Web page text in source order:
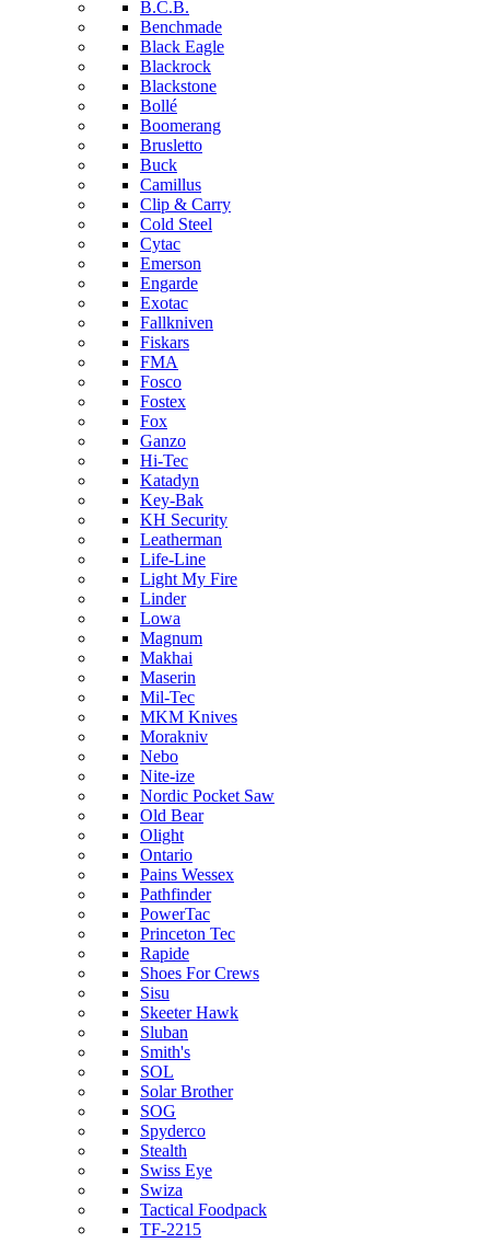
B.C.B.
Benchmade
Black Eagle
Blackrock
Blackstone
Bollé
Boomerang
Brusletto
Buck
Camillus
Clip & Carry
Cold Steel
Cytac
Emerson
Engarde
Exotac
Fallkniven
Fiskars
FMA
Fosco
Fostex
Fox
Ganzo
Hi-Tec
Katadyn
Key-Bak
KH Security
Leatherman
Life-Line
Light My Fire
Linder
Lowa
Magnum
Makhai
Maserin
Mil-Tec
MKM Knives
Morakniv
Nebo
Nite-ize
Nordic Pocket Saw
Old Bear
Olight
Ontario
Pains Wessex
Pathfinder
PowerTac
Princeton Tec
Rapide
Shoes For Crews
Sisu
Skeeter Hawk
Sluban
Smith's
SOL
Solar Brother
SOG
Spyderco
Stealth
Swiss Eye
Swiza
Tactical Foodpack
TF-2215